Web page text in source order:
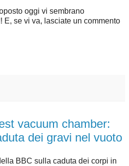
oggi vi sembrano
E, se vi va, lasciate un commento
vacuum chamber:
dei gravi nel vuoto
BBC sulla caduta dei corpi in